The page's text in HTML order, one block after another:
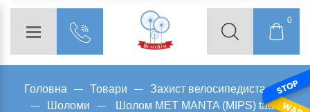
0
Головна Товари
Захист велосипедиста
Шоломи
Шолом MET MANTA (MIPS) tadej